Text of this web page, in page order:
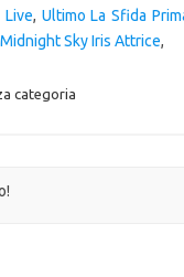
, Ultimo La Sfida
Midnight Sky Iris Attrice,
categoria